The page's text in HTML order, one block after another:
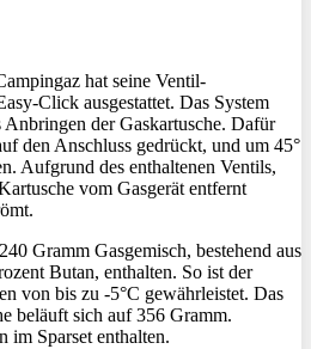
hat seine Ventil-
Click ausgestattet. Das System
der Gaskartusche. Dafür
den Anschluss gedrückt, und um 45°
Aufgrund des enthaltenen Ventils,
vom Gasgerät entfernt
Gramm Gasgemisch, bestehend aus
Butan, enthalten. So ist der
von bis zu -5°C gewährleistet. Das
beläuft sich auf 356 Gramm.
im Sparset enthalten.